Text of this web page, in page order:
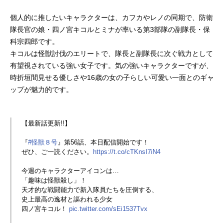
個人的に推したいキャラクターは、カフカやレノの同期で、防衛
隊長官の娘・四ノ宮キコルとミナが率いる第3部隊の副隊長・保
科宗四郎です。
キコルは怪獣討伐のエリートで、隊長と副隊長に次ぐ戦力として
有望視されている強い女子です。気の強いキャラクターですが、
時折垣間見せる優しさや16歳の女の子らしい可愛い一面とのギャ
ップが魅力的です。
【最新話更新!!】
『#怪獣８号』第56話、本日配信開始です！
ぜひ、ご一読ください。
https://t.co/cTKnsI7iN4
今週のキャラクターアイコンは…
「趣味は怪獣殺し」！
天才的な戦闘能力で新入隊員たちを圧倒する、
史上最高の逸材と謳われる少女
四ノ宮キコル！ pic.twitter.com/sEi1537Tvx